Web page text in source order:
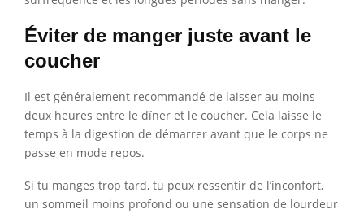
Éviter de manger juste avant le
coucher
Il est généralement recommandé de laisser au moins
deux heures entre le dîner et le coucher. Cela laisse le
temps à la digestion de démarrer avant que le corps ne
passe en mode repos.
Si tu manges trop tard, tu peux ressentir de l’inconfort,
un sommeil moins profond ou une sensation de lourdeur